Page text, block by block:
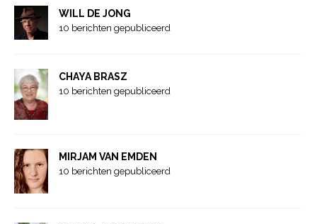
WILL DE JONG
10 berichten gepubliceerd
CHAYA BRASZ
10 berichten gepubliceerd
MIRJAM VAN EMDEN
10 berichten gepubliceerd